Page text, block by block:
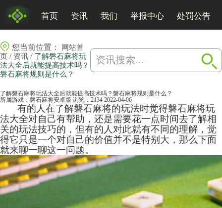
首页 资讯 我们 举报中心 处罚公告
您当前位置：
网站首
页 / 资讯 / 了解磐石麻将玩
法大全后就能提高技术吗？
磐石麻将规则是什么？
了解磐石麻将玩法大全后就能提高技术吗？磐石麻将规则是什么？
所属游戏： 磐石麻将安卓版 浏览：2134 2022-04-06
有的人在了解磐石麻将的玩法时觉得磐石麻将玩
法大全对自己有帮助，还是需要花一点时间去了解相
关的玩法技巧的，但有的人对此就有不同的理解，觉
得它只是一个对自己的价值并不是特别大，那么下面
就来聊一聊这一问题。